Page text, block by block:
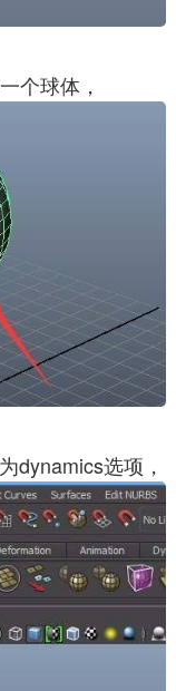
个球体，
dynamics选项，